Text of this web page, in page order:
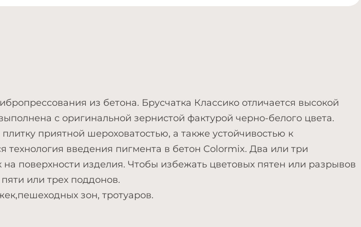
из бетона. Брусчатка Классико отличается высокой
с оригинальной зернистой фактурой черно-белого цвета.
приятной шероховатостью, а также устойчивостью к
введения пигмента в бетон Colormix. Два или три
поверхности изделия. Чтобы избежать цветовых пятен или разрывов
или трех поддонов.
зон, тротуаров.